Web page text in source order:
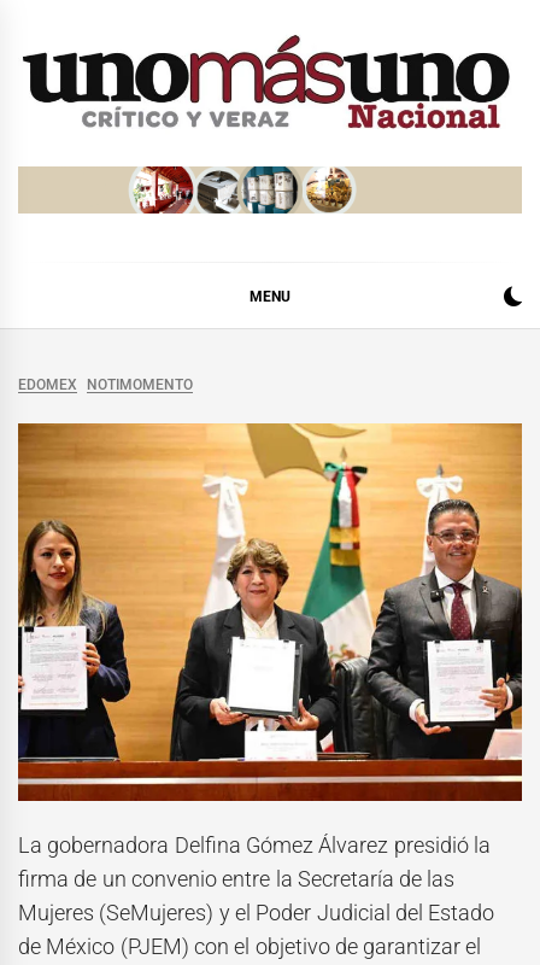
MENU
EDOMEX NOTIMOMENTO
La gobernadora Delfina Gómez Álvarez presidió la
firma de un convenio entre la Secretaría de las
Mujeres (SeMujeres) y el Poder Judicial del Estado
de México (PJEM) con el objetivo de garantizar el